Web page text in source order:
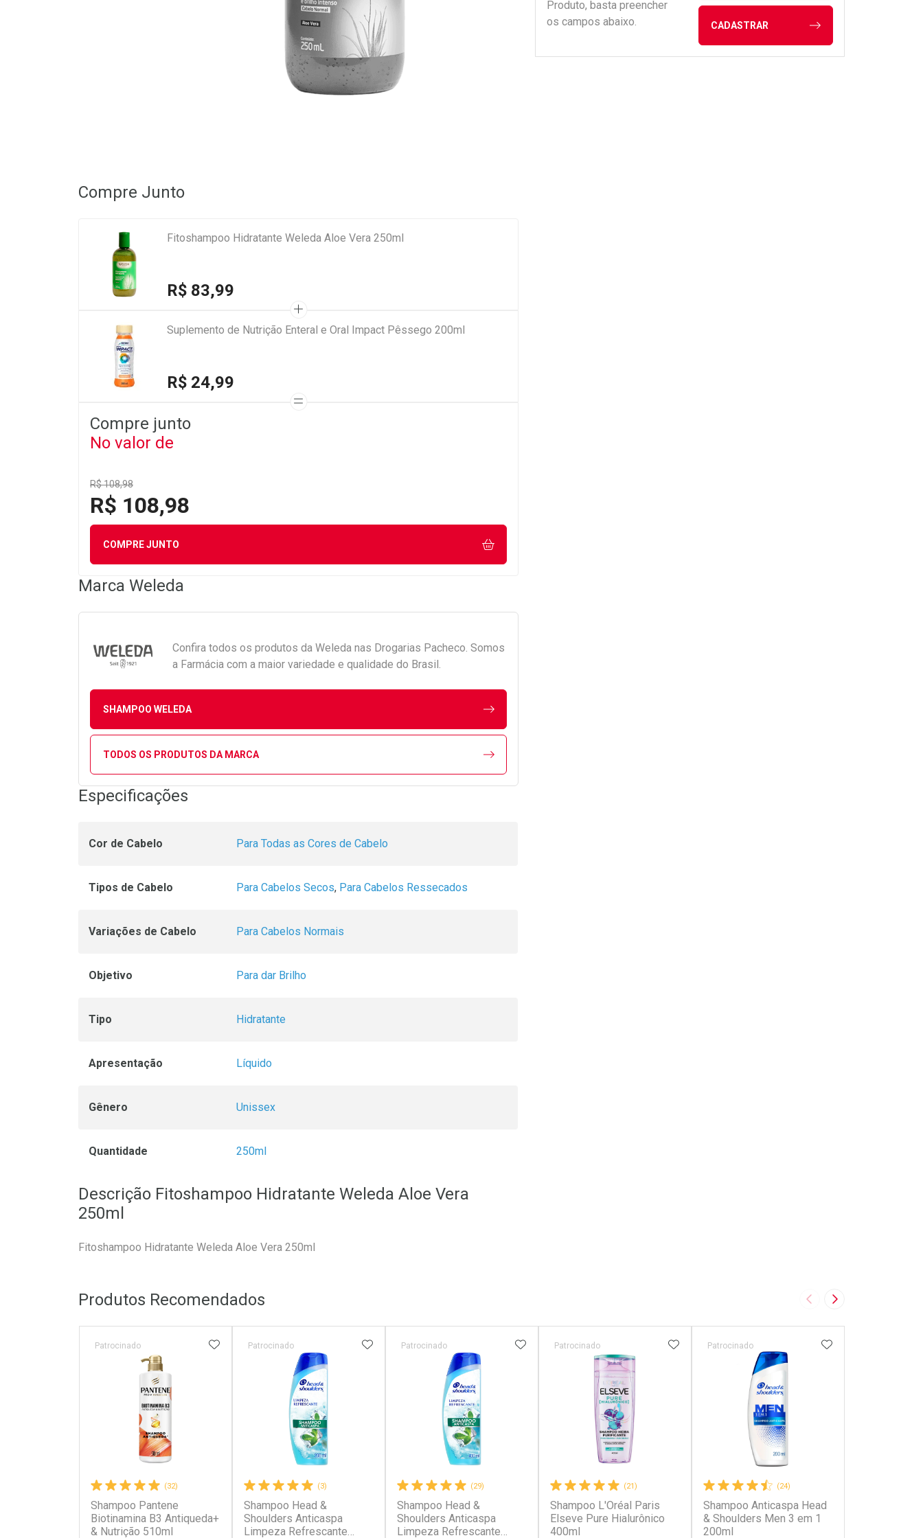
Produto, basta preencher
os campos abaixo.
CADASTRAR
Compre Junto
Fitoshampoo Hidratante Weleda Aloe Vera 250ml
R$ 83,99
Suplemento de Nutrição Enteral e Oral Impact Pêssego 200ml
R$ 24,99
Compre junto
No valor de
R$ 108,98
R$ 108,98
COMPRE JUNTO
Marca Weleda
Confira todos os produtos da Weleda nas Drogarias Pacheco. Somos
a Farmácia com a maior variedade e qualidade do Brasil.
SHAMPOO WELEDA
TODOS OS PRODUTOS DA MARCA
Especificações
Cor de Cabelo Para Todas as Cores de Cabelo
Tipos de Cabelo Para Cabelos Secos, Para Cabelos Ressecados
Variações de Cabelo Para Cabelos Normais
Objetivo Para dar Brilho
Tipo Hidratante
Apresentação Líquido
Gênero Unissex
Quantidade 250ml
Descrição Fitoshampoo Hidratante Weleda Aloe Vera
250ml
Fitoshampoo Hidratante Weleda Aloe Vera 250ml
Produtos Recomendados Imagem Anterior
Próxima Imagem
(32)
Shampoo Pantene
Biotinamina B3 Antiqueda+
& Nutrição 510ml
Patrocinado ADICIONAR AOS FAVORITOS
(3)
Shampoo Head &
Shoulders Anticaspa
Limpeza Refrescante
Patrocinado ADICIONAR AOS FAVORITOS
(29)
Shampoo Head &
Shoulders Anticaspa
Limpeza Refrescante
Patrocinado ADICIONAR AOS FAVORITOS
(21)
Shampoo L'Oréal Paris
Elseve Pure Hialurônico
400ml
Patrocinado ADICIONAR AOS FAVORITOS
(24)
Shampoo Anticaspa Head
& Shoulders Men 3 em 1
200ml
Patrocinado ADICIONAR AOS